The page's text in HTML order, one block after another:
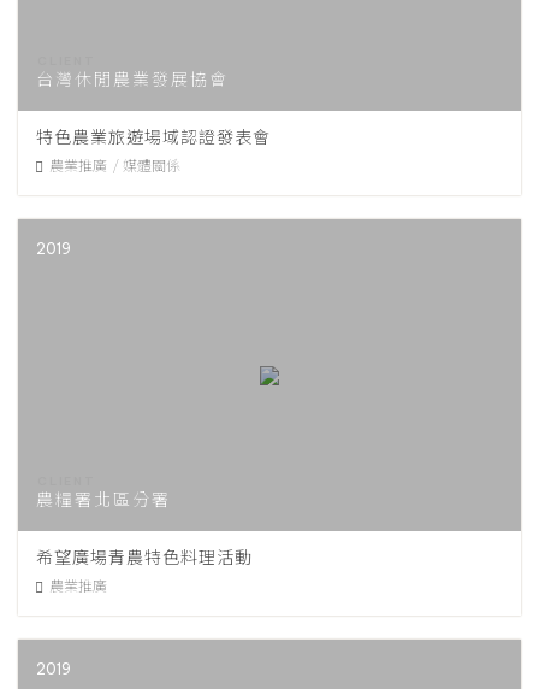
台灣休閒農業發展協會
特色農業旅遊場域認證發表會
農業推廣 媒體關係
2019
農糧署北區分署
希望廣場青農特色料理活動
農業推廣
2019